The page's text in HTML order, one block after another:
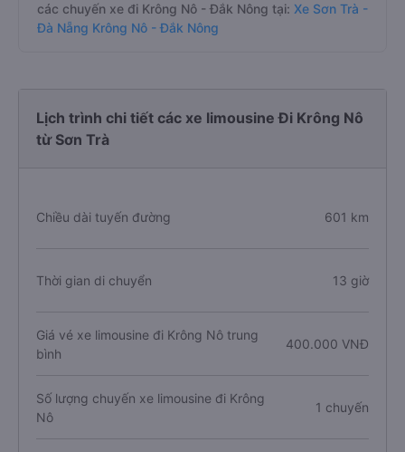
các chuyến xe đi Krông Nô - Đắk Nông tại: Xe Sơn Trà -
Đà Nẵng Krông Nô - Đắk Nông
Lịch trình chi tiết các xe limousine Đi Krông Nô
từ Sơn Trà
Chiều dài tuyến đường 601 km
Thời gian di chuyển 13 giờ
Giá vé xe limousine đi Krông Nô trung
bình
400.000 VNĐ
Số lượng chuyến xe limousine đi Krông
Nô
1 chuyến